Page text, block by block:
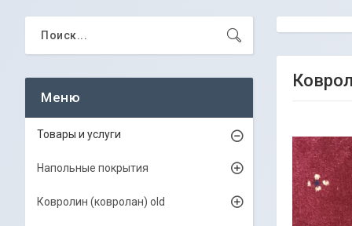
Товары и услуги
Напольные покрытия
Ковролин (ковролан) old